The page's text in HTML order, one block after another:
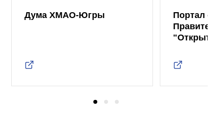
Дума ХМАО-Югры
Портал